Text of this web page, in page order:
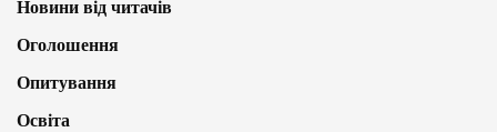
Новини від читачів
Оголошення
Опитування
Освіта